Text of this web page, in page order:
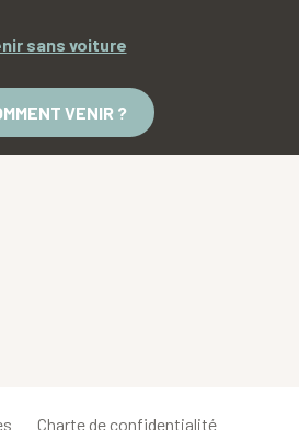
sans voiture
VENIR ?
Charte de confidentialité